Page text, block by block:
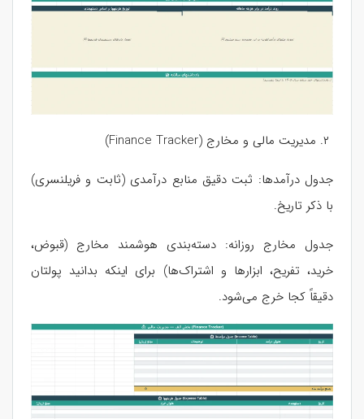
جدول درآمدها: ثبت دقیق منابع درآمدی (ثابت و فریلنسری)
با ذکر تاریخ.
جدول مخارج روزانه: دسته‌بندی هوشمند مخارج (قبوض،
خرید، تفریح، ابزارها و اشتراک‌ها) برای اینکه بدانید پولتان
دقیقاً کجا خرج می‌شود.